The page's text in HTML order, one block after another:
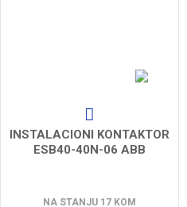
INSTALACIONI KONTAKTOR
ESB40-40N-06 ABB
NA STANJU 17 KOM